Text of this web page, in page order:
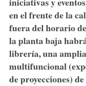
en el frente de la
fuera del horario
la planta baja
librería, una
multifuncional
de proyecciones)